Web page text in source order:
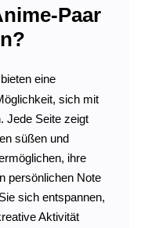
Paar
bieten eine
sich mit
Jede Seite zeigt
süßen und
ihre
persönlichen Note
sich entspannen,
Aktivität